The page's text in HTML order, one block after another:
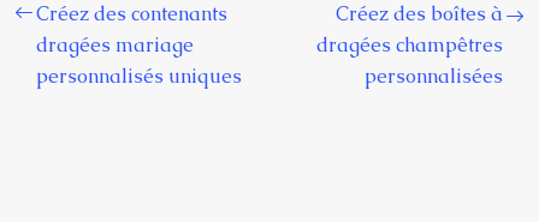
Créez des contenants
dragées mariage
personnalisés uniques
Créez des boîtes à
dragées champêtres
personnalisées